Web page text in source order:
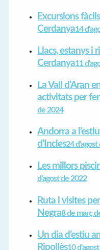
Excursions
Cerdanya14
Llacs, estanys i
Cerdanya11
La Vall d’Aran
activitats per fer
de 2024
Andorra a
d’Incles24 d'agost
Les millors
d'agost de 2022
Ruta i visites
Negra8 de març
Un dia d’estiu
Ripollès10